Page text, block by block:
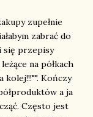
zupełnie
zabrać do
się przepisy
na półkach
kolej!!!"". Kończy
a ja
Często jest